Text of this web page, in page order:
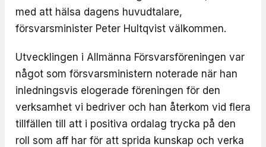
med att hälsa dagens huvudtalare,
försvarsminister Peter Hultqvist välkommen.
Utvecklingen i Allmänna Försvarsföreningen var
något som försvarsministern noterade när han
inledningsvis elogerade föreningen för den
verksamhet vi bedriver och han återkom vid flera
tillfällen till att i positiva ordalag trycka på den
roll som aff har för att sprida kunskap och verka